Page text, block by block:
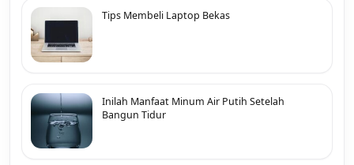
Tips Membeli Laptop Bekas
Inilah Manfaat Minum Air Putih Setelah
Bangun Tidur